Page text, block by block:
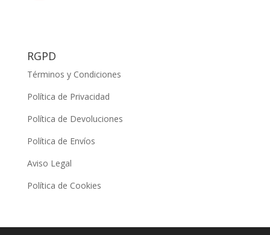
RGPD
Términos y Condiciones
Política de Privacidad
Política de Devoluciones
Política de Envíos
Aviso Legal
Política de Cookies